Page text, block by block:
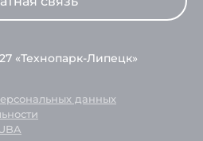
«Технопарк-Липецк»
данных